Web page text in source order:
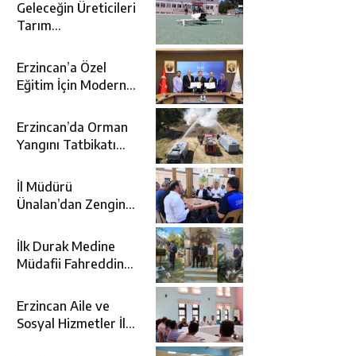
Geleceğin Üreticileri
Tarım
Tanışıyor
Erzincan’a Özel
Eğitim İçin Modern
Eğitim Meslek Okulu
Protokolü İmzalandı
Erzincan’da Orman
Yangını Tatbikatı
İl Müdürü
Ünalan’dan Zengin
Ziyareti
İlk Durak Medine
Müdafii Fahreddin
Kabri
Erzincan Aile ve
Sosyal Hizmetler İl